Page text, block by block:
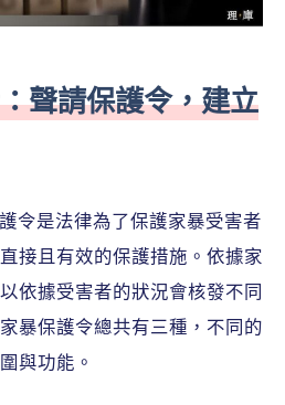
聲請保護令，建立
令是法律為了保護家暴受害者
接且有效的保護措施。依據家
依據受害者的狀況會核發不同
暴保護令總共有三種，不同的
與功能。